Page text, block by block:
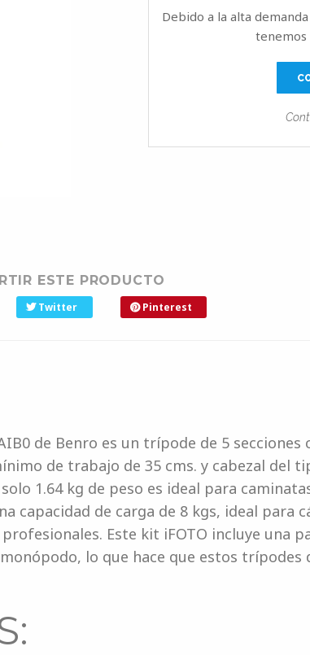
Debido a la alta
tenemos
ESTE PRODUCTO
Twitter Pinterest
de Benro es un trípode de 5 secciones
de trabajo de 35 cms. y cabezal del
1.64 kg de peso es ideal para
capacidad de carga de 8 kgs, ideal para
Este kit iFOTO incluye una
lo que hace que estos trípodes